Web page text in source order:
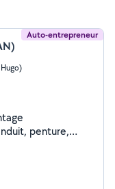
Auto-entrepreneur
penture,